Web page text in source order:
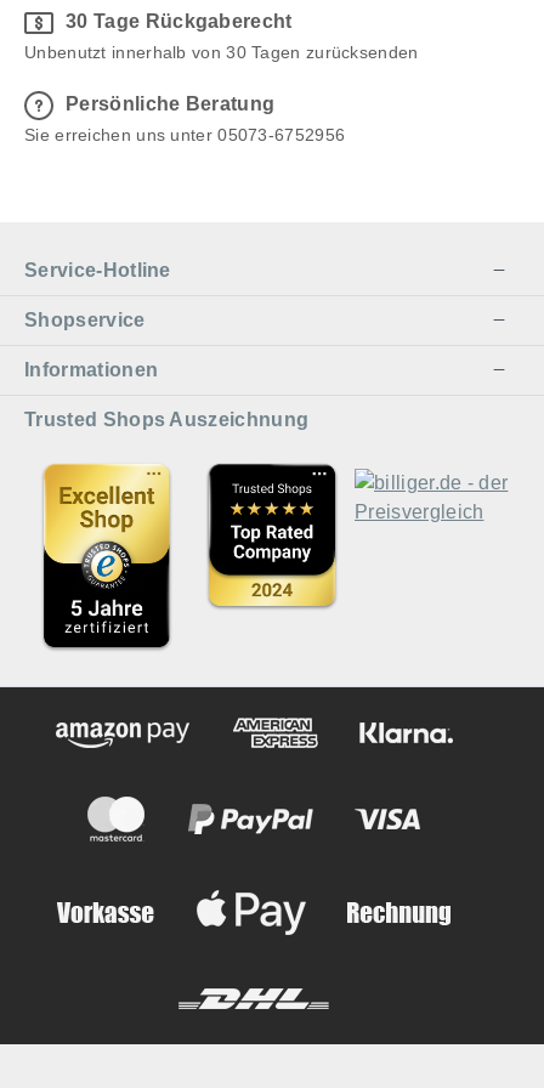
& Outdoor | Ø20cm
30 Tage Rückgaberecht
Unbenutzt innerhalb von 30 Tagen zurücksenden
Persönliche Beratung
Sie erreichen uns unter 05073-6752956
Service-Hotline
Shopservice
Informationen
Trusted Shops Auszeichnung